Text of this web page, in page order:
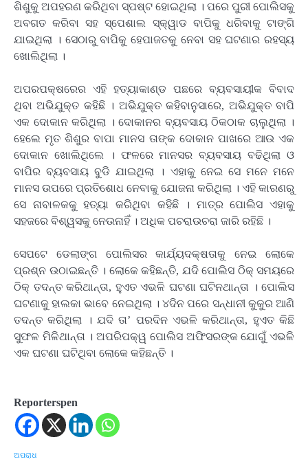
ଶିଶୁକୁ ଅପହରଣ କରିଥିବା ସ୍ପଷ୍ଟ ହୋଇଥିଲା । ପରେ ପୁରୀ ପୋଲିସକୁ
ଅବଗତ କରିବା ସହ ସ୍ପେଶାଲ ସ୍କ୍ୱାଡ ବାପିକୁ ଧରିବାକୁ ଟାଙ୍ଗି
ଯାଇଥିଲା । ସେଠାରୁ ବାପିକୁ ହେପାଜତକୁ ନେବା ସହ ଘଟଣାର ରହସ୍ୟ
ଖୋଲିଥିଲା ।
ଅପରପକ୍ଷରେର ଏହି ହତ୍ୟାକାଣ୍ଡ ପଛରେ ବ୍ୟବସାୟୀକ ବିବାଦ
ଥିବା ଅଭିଯୁକ୍ତ କହିଛି । ଅଭିଯୁକ୍ତ କହିବାନୁସାରେ, ଅଭିଯୁକ୍ତ ବାପି
ଏକ ଦୋକାନ କରିଥିଲା । ଦୋକାନର ବ୍ୟବସାୟ ଠିକଠାକ ଚାଲୁଥିଲା ।
ହେଲେ ମୃତ ଶିଶୁର ବାପା ମାନସ ତାଙ୍କ ଦୋକାନ ପାଖରେ ଆଉ ଏକ
ଦୋକାନ ଖୋଲିଥିଲେ । ଫଳରେ ମାନସର ବ୍ୟବସାୟ ବଢିଥିଲା ଓ
ବାପିର ବ୍ୟବସାୟ ବୁଡି ଯାଇଥିଲା । ଏହାକୁ ନେଇ ସେ ମନେ ମନେ
ମାନସ ଉପରେ ପ୍ରତିଶୋଧ ନେବାକୁ ଯୋଜନା କରିଥିଲା । ଏହି କାରଣରୁ
ସେ ନାବାଳକକୁ ହତ୍ୟା କରିଥିବା କହିଛି । ମାତ୍ର ପୋଲିସ ଏହାକୁ
ସହଜରେ ବିଶ୍ୱସକୁ ନେଉନାହିଁ । ଅଧିକ ପଚରାଉଚରା ଜାରି ରହିଛି ।
ସେପଟେ ଡେଲାଙ୍ଗ ପୋଲିସର କାର୍ଯ୍ୟଦକ୍ଷତାକୁ ନେଇ ଲୋକେ
ପ୍ରଶ୍ନ ଉଠାଇଛନ୍ତି । ଲୋକେ କହିଛନ୍ତି, ଯଦି ପୋଲିସ ଠିକ୍ ସମୟରେ
ଠିକ୍ ତଦନ୍ତ କରିଥାନ୍ତା, ହୁଏତ ଏଭଳି ଘଟଣା ଘଟିନଥାନ୍ତା । ପୋଲିସ
ଘଟଣାକୁ ହାଲକା ଭାବେ ନେଇଥିଲା । ୪ଦିନ ପରେ ସନ୍ଧାନୀ କୁକୁର ଆଣି
ତଦନ୍ତ କରିଥିଲା । ଯଦି ତା’ ପରଦିନ ଏଭଳି କରିଥାନ୍ତା, ହୁଏତ କିଛି
ସୁଫଳ ମିଳିଥାନ୍ତା । ଅପରିପକ୍ୱ ପୋଲିସ ଅଫିସରଙ୍କ ଯୋଗୁଁ ଏଭଳି
ଏକ ଘଟଣା ଘଟିଥିବା ଲୋକେ କହିଛନ୍ତି ।
Reporterspen
ଅପରାଧ